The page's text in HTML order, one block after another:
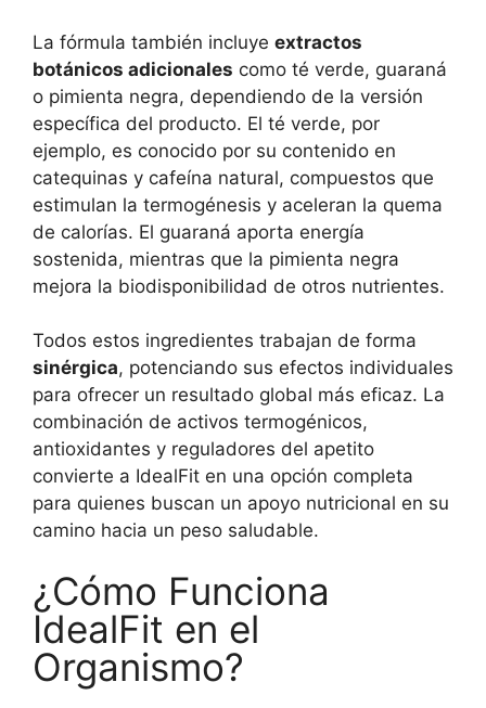
La fórmula también incluye extractos
botánicos adicionales como té verde, guaraná
o pimienta negra, dependiendo de la versión
específica del producto. El té verde, por
ejemplo, es conocido por su contenido en
catequinas y cafeína natural, compuestos que
estimulan la termogénesis y aceleran la quema
de calorías. El guaraná aporta energía
sostenida, mientras que la pimienta negra
mejora la biodisponibilidad de otros nutrientes.
Todos estos ingredientes trabajan de forma
sinérgica, potenciando sus efectos individuales
para ofrecer un resultado global más eficaz. La
combinación de activos termogénicos,
antioxidantes y reguladores del apetito
convierte a IdealFit en una opción completa
para quienes buscan un apoyo nutricional en su
camino hacia un peso saludable.
¿Cómo Funciona
IdealFit en el
Organismo?